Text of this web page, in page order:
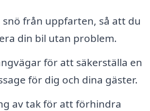
snö från uppfarten, så att du
din bil utan problem.
för att säkerställa en
för dig och dina gäster.
av tak för att förhindra